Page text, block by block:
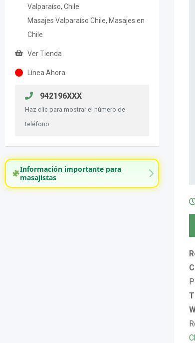
Valparaíso, Chile
Masajes Valparaíso Chile, Masajes en
Chile
Ver Tienda
Línea Ahora
942196XXX
Haz clic para mostrar el número de
teléfono
Información importante para
masajistas